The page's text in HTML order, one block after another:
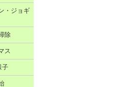
・ジョギ
除
ス
子